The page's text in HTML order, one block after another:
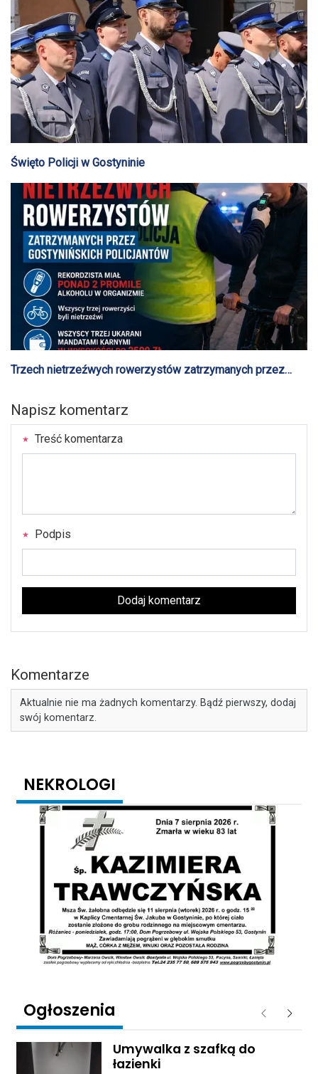
Święto Policji w Gostyninie
Trzech nietrzeźwych rowerzystów zatrzymanych przez
Napisz komentarz
Treść komentarza
Podpis
Dodaj komentarz
Komentarze
Aktualnie nie ma żadnych komentarzy. Bądź pierwszy, dodaj
swój komentarz.
NEKROLOGI
Ogłoszenia Poprzednie
Umywalka z szafką do
łazienki